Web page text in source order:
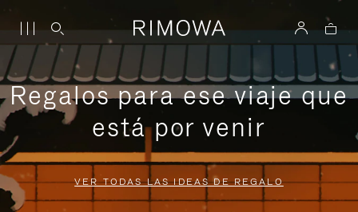
Regalos para ese viaje que
está por venir
VER TODAS LAS IDEAS DE REGALO